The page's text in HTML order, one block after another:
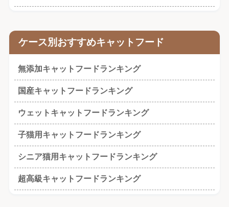
ケース別おすすめキャットフード
無添加キャットフードランキング
国産キャットフードランキング
ウェットキャットフードランキング
子猫用キャットフードランキング
シニア猫用キャットフードランキング
超高級キャットフードランキング